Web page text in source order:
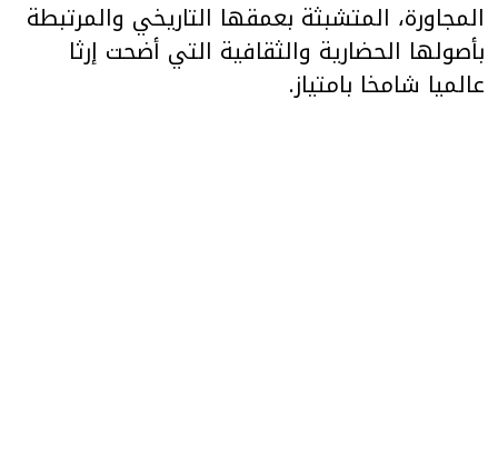
المجاورة، المتشبثة بعمقها التاريخي والمرتبطة
بأصولها الحضارية والثقافية التي أضحت إرثا
عالميا شامخا بامتياز.